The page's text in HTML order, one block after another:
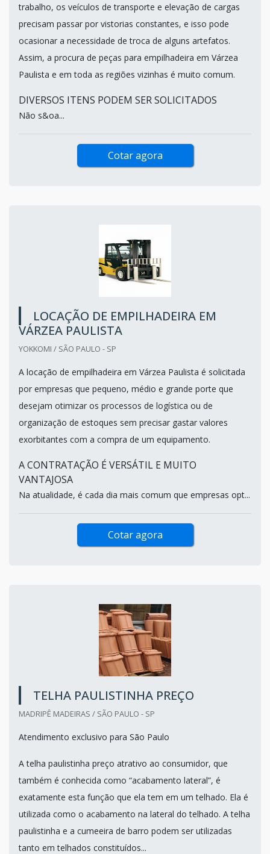
trabalho, os veículos de transporte e elevação de cargas
precisam passar por vistorias constantes, e isso pode
ocasionar a necessidade de troca de alguns artefatos.
Assim, a procura de peças para empilhadeira em Várzea
Paulista e em toda as regiões vizinhas é muito comum.
DIVERSOS ITENS PODEM SER SOLICITADOS
Não s&oa...
Cotar agora
LOCAÇÃO DE EMPILHADEIRA EM
VÁRZEA PAULISTA
YOKKOMI / SÃO PAULO - SP
A locação de empilhadeira em Várzea Paulista é solicitada
por empresas que pequeno, médio e grande porte que
desejam otimizar os processos de logística ou de
organização de estoques sem precisar gastar valores
exorbitantes com a compra de um equipamento.
A CONTRATAÇÃO É VERSÁTIL E MUITO
VANTAJOSA
Na atualidade, é cada dia mais comum que empresas opt...
Cotar agora
TELHA PAULISTINHA PREÇO
MADRIPÊ MADEIRAS / SÃO PAULO - SP
Atendimento exclusivo para São Paulo
A telha paulistinha preço atrativo ao consumidor, que
também é conhecida como “acabamento lateral”, é
exatamente esta função que ela tem em um telhado. Ela é
utilizada como o acabamento na lateral do telhado. A telha
paulistinha e a cumeeira de barro podem ser utilizadas
tanto em telhados constituídos...